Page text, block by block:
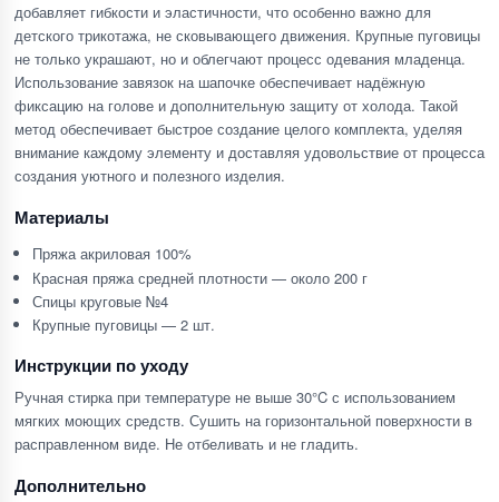
добавляет гибкости и эластичности, что особенно важно для
детского трикотажа, не сковывающего движения. Крупные пуговицы
не только украшают, но и облегчают процесс одевания младенца.
Использование завязок на шапочке обеспечивает надёжную
фиксацию на голове и дополнительную защиту от холода. Такой
метод обеспечивает быстрое создание целого комплекта, уделяя
внимание каждому элементу и доставляя удовольствие от процесса
создания уютного и полезного изделия.
Материалы
Пряжа акриловая 100%
Красная пряжа средней плотности — около 200 г
Спицы круговые №4
Крупные пуговицы — 2 шт.
Инструкции по уходу
Ручная стирка при температуре не выше 30°C с использованием
мягких моющих средств. Сушить на горизонтальной поверхности в
расправленном виде. Не отбеливать и не гладить.
Дополнительно